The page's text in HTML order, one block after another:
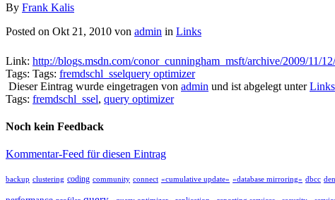
By Frank Kalis
Posted on Okt 21, 2010 von admin in Links
Link: http://blogs.msdn.com/conor_cunningham_msft/archive/2009/11/
Tags: Tags: fremdschl_sselquery optimizer
Dieser Eintrag wurde eingetragen von admin und ist abgelegt unterLinks
Tags: fremdschl_ssel, query optimizer
Noch kein Feedback
Kommentar-Feed für diesen Eintrag
backup clustering coding community connect «cumulative update» «database mirroring» dbcc